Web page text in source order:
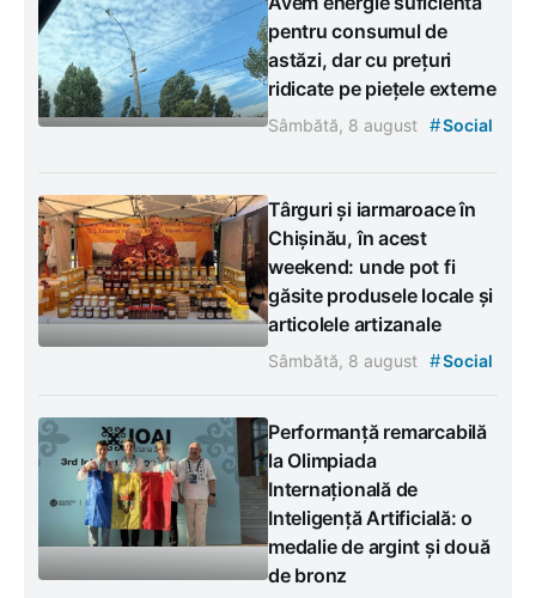
pentru consumul de
astăzi, dar cu prețuri
ridicate pe piețele externe
Sâmbătă, 8 august #Social
Târguri și iarmaroace în
Chișinău, în acest
weekend: unde pot fi
găsite produsele locale și
articolele artizanale
Sâmbătă, 8 august #Social
Performanță remarcabilă
la Olimpiada
Internațională de
Inteligență Artificială: o
medalie de argint și două
de bronz